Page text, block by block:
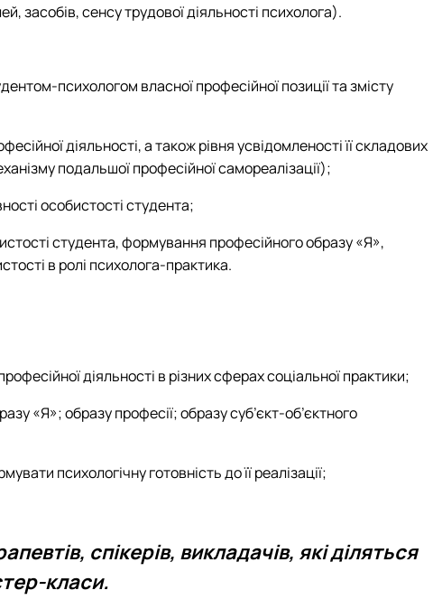
засобів, сенсу трудової діяльності психолога).
психологом власної професійної позиції та змісту
діяльності, а також рівня усвідомленості її складових
подальшої професійної самореалізації);
особистості студента;
студента, формування професійного образу «Я»,
в ролі психолога-практика.
діяльності в різних сферах соціальної практики;
«Я»; образу професії; образу суб’єкт-об’єктного
психологічну готовність до її реалізації;
спікерів, викладачів, які діляться
класи.